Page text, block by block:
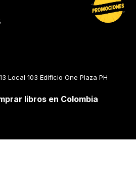
Local 103 Edificio One Plaza PH
libros en Colombia